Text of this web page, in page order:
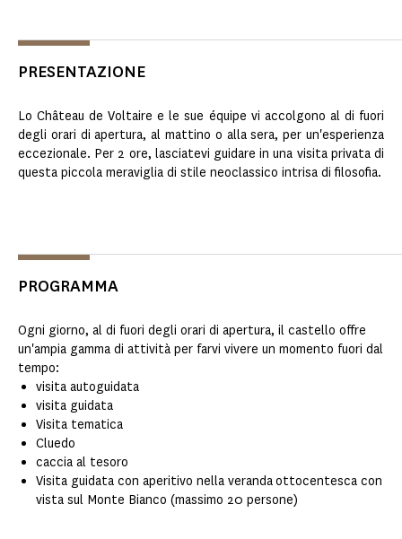
PRESENTAZIONE
Lo Château de Voltaire e le sue équipe vi accolgono al di fuori
degli orari di apertura, al mattino o alla sera, per un'esperienza
eccezionale. Per 2 ore, lasciatevi guidare in una visita privata di
questa piccola meraviglia di stile neoclassico intrisa di filosofia.
PROGRAMMA
Ogni giorno, al di fuori degli orari di apertura, il castello offre
un'ampia gamma di attività per farvi vivere un momento fuori dal
tempo:
visita autoguidata
visita guidata
Visita tematica
Cluedo
caccia al tesoro
Visita guidata con aperitivo nella verandaottocentesca con
vista sul Monte Bianco (massimo 20 persone)